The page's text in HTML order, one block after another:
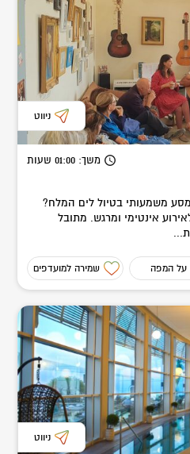
ניווט
משך: 01:00 שעות
משמעותי בטיול לים המלח?
אינטימי ומרגש. מתובל
על המפה שמירה למועדפים
ניווט